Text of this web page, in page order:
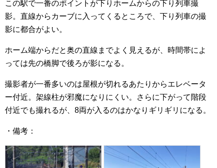
この駅で一番のポイントが下りホームからの下り列車撮
影。直線からカーブに入ってくるところで、下り列車の撮
影に都合がよい。
ホーム端からだと奥の直線までよく見えるが、時間帯によ
っては先の橋脚で後ろが影になる。
撮影者が一番多いのは屋根が切れるあたりからエレベータ
ー付近。架線柱が邪魔になりにくい。さらに下がって階段
付近でも撮れるが、8両が入るのはかなりギリギリになる。
・備考：